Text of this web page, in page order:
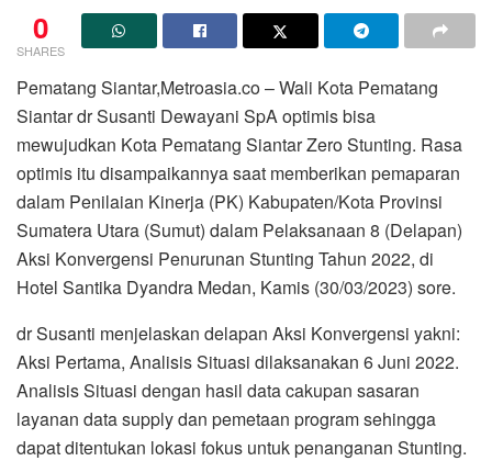
0
SHARES
Pematang Siantar,Metroasia.co – Wali Kota Pematang
Siantar dr Susanti Dewayani SpA optimis bisa
mewujudkan Kota Pematang Siantar Zero Stunting. Rasa
optimis itu disampaikannya saat memberikan pemaparan
dalam Penilaian Kinerja (PK) Kabupaten/Kota Provinsi
Sumatera Utara (Sumut) dalam Pelaksanaan 8 (Delapan)
Aksi Konvergensi Penurunan Stunting Tahun 2022, di
Hotel Santika Dyandra Medan, Kamis (30/03/2023) sore.
dr Susanti menjelaskan delapan Aksi Konvergensi yakni:
Aksi Pertama, Analisis Situasi dilaksanakan 6 Juni 2022.
Analisis Situasi dengan hasil data cakupan sasaran
layanan data supply dan pemetaan program sehingga
dapat ditentukan lokasi fokus untuk penanganan Stunting.